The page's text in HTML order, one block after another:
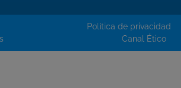
Política de privacidad
Canal Ético